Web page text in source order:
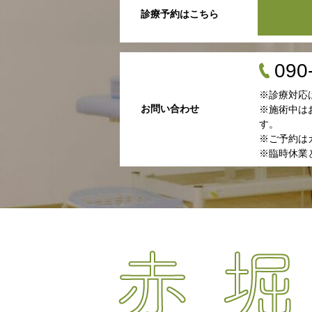
診療予約はこちら
お問い合わせ
※診療対応
※施術中は
す。
※ご予約は
※臨時休業